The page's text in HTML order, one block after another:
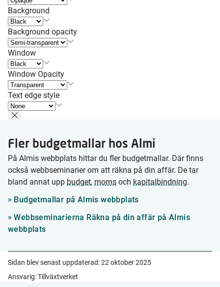
Background
Background opacity
Window
Window Opacity
Text edge style
Fler budgetmallar hos Almi
På Almis webbplats hittar du fler budgetmallar. Där finns
också webbseminarier om att räkna på din affär. De tar
bland annat upp budget, moms och kapitalbindning.
Budgetmallar på Almis webbplats
Webbseminarierna Räkna på din affär på Almis
webbplats
Sidan blev senast uppdaterad:22 oktober 2025
Ansvarig: Tillväxtverket